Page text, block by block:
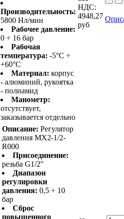
Производительность:
5800 Нл/мин
Рабочее давление:
0 ÷ 16 бар
Рабочая
температура: -5°C ÷
+60°C
Материал: корпус
- алюминий, рукоятка
- полиамид
Манометр:
отсутствует,
заказывается отдельно
НДС:
4948,27
руб
Описание: Регулятор
давления MX2-1/2-
R000
Присоединение:
резьба G1/2″
Диапазон
регулировки
давления: 0,5 ÷ 10
бар
Сброс
повышенного